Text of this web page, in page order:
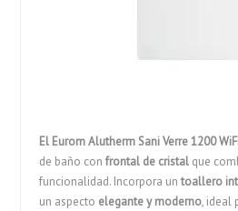
El Eurom Alutherm Sani Verre 1200
de baño confrontal de cristal que
funcionalidad. Incorpora untoallero
un aspecto elegante y moderno, ideal